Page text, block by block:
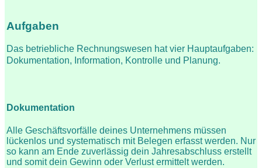
Aufgaben
Das betriebliche Rechnungswesen hat vier Hauptaufgaben:
Dokumentation, Information, Kontrolle und Planung.
Dokumentation
Alle Geschäftsvorfälle deines Unternehmens müssen
lückenlos und systematisch mit Belegen erfasst werden. Nur
so kann am Ende zuverlässig dein Jahresabschluss erstellt
und somit dein Gewinn oder Verlust ermittelt werden.